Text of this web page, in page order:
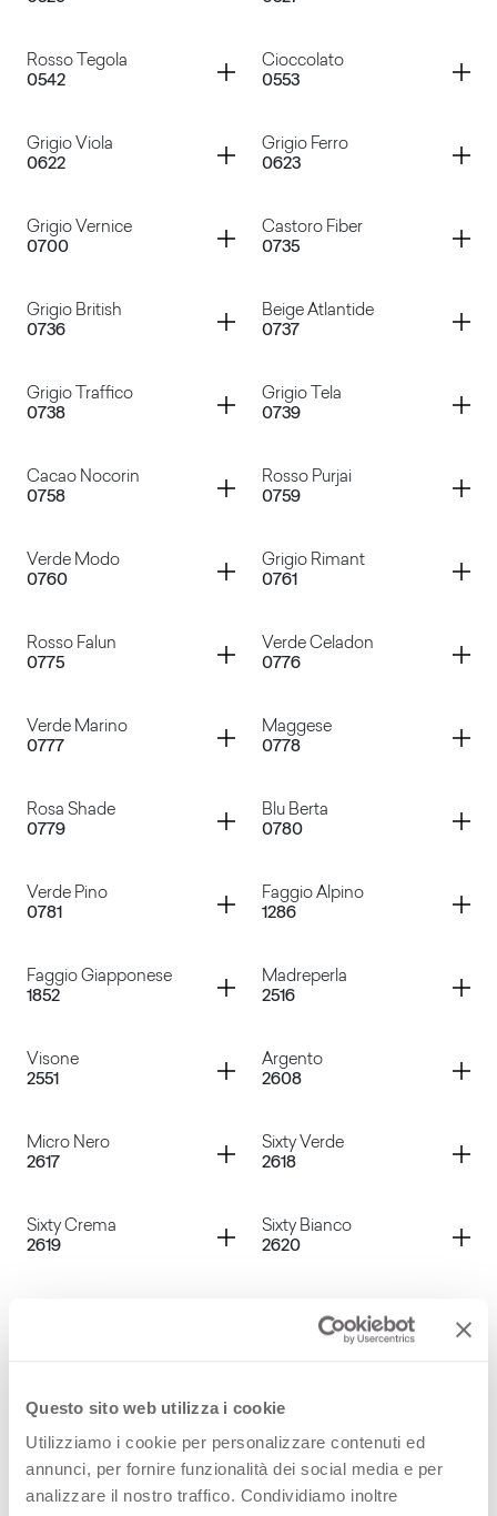
Questo sito web utilizza i cookie
Utilizziamo i cookie per personalizzare contenuti ed
annunci, per fornire funzionalità dei social media e per
analizzare il nostro traffico. Condividiamo inoltre
Rosso Tegola
0542
Container
Cioccolato
0553
Container
Grigio Viola
0622
Container
Grigio Ferro
0623
Container
Grigio Vernice
0700
Container
Castoro Fiber
0735
Container
Grigio British
0736
Container
Beige Atlantide
0737
Container
Grigio Traffico
0738
Container
Grigio Tela
0739
Container
Cacao Nocorin
0758
Container
Rosso Purjai
0759
Container
Verde Modo
0760
Container
Grigio Rimant
0761
Container
Rosso Falun
0775
Container
Verde Celadon
0776
Container
Verde Marino
0777
Container
Maggese
0778
Container
Rosa Shade
0779
Container
Blu Berta
0780
Container
Verde Pino
0781
Container
Faggio Alpino
1286
Container
Faggio Giapponese
1852
Container
Madreperla
2516
Container
Visone
2551
Container
Argento
2608
Container
Micro Nero
2617
Container
Sixty Verde
2618
Container
Sixty Crema
2619
Container
Sixty Bianco
2620
Container
Micro Pruno
Container
Green Shot
2632
2633
Firecoat
3276
Container
Volcanic Ash
3279
Container